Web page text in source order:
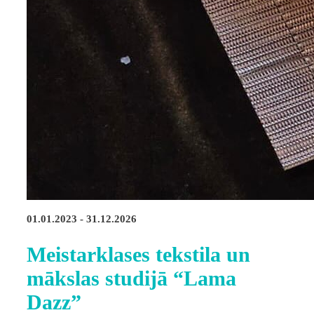
01.01.2023 - 31.12.2026
Meistarklases tekstila un
mākslas studijā “Lama
Dazz”